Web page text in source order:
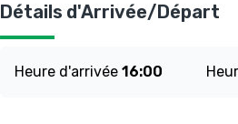
Détails d'Arrivée/Départ
Heure d'arrivée 16:00